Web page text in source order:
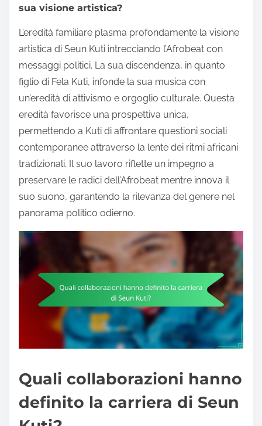
sua visione artistica?
L’eredità familiare plasma profondamente la visione
artistica di Seun Kuti intrecciando l’Afrobeat con
messaggi politici. La sua discendenza, in quanto
figlio di Fela Kuti, infonde la sua musica con
un’eredità di attivismo e orgoglio culturale. Questa
eredità favorisce una prospettiva unica,
permettendo a Kuti di affrontare questioni sociali
contemporanee attraverso la lente dei ritmi africani
tradizionali. Il suo lavoro riflette un impegno a
preservare le radici dell’Afrobeat mentre innova il
suo suono, garantendo la rilevanza del genere nel
panorama politico odierno.
Quali collaborazioni hanno
definito la carriera di Seun